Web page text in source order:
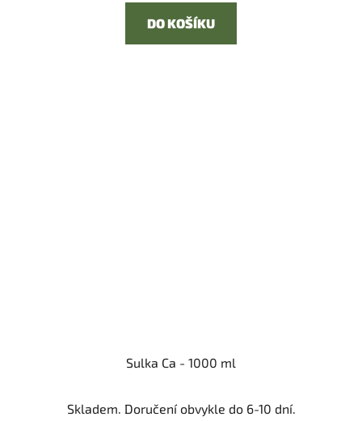
DO KOŠÍKU
Sulka Ca - 1000 ml
Skladem. Doručení obvykle do 6-10 dní.